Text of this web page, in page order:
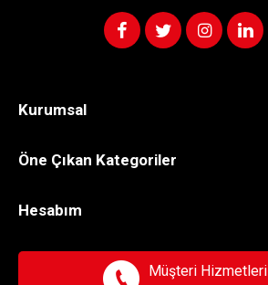
Kurumsal
Öne Çıkan Kategoriler
Hesabım
Müşteri Hizmetleri